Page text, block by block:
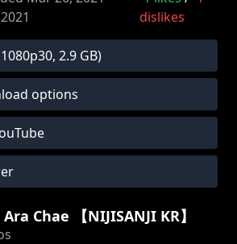
dislikes
1080p30, 2.9 GB)
options
Chae 【NIJISANJI KR】